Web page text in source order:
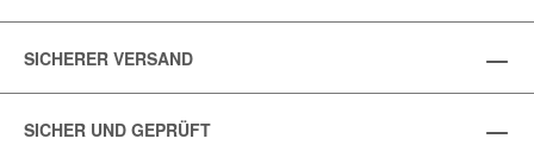
SICHERER VERSAND
SICHER UND GEPRÜFT